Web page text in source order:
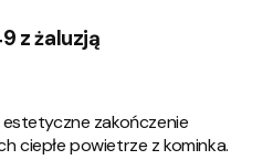
z żaluzją
zakończenie
ciepłe powietrze z kominka.